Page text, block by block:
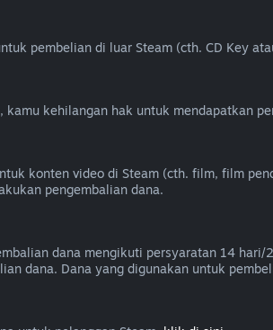
pembelian di luar Steam (cth. CD Key
kamu kehilangan hak untuk mendapatkan
konten video di Steam (cth. film, film
pengembalian dana.
dana mengikuti persyaratan 14
dana. Dana yang digunakan untuk